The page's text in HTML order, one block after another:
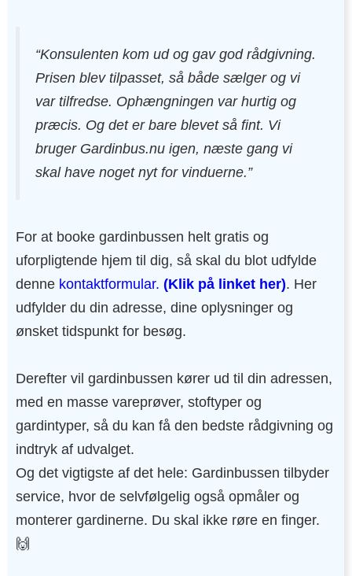
“Konsulenten kom ud og gav god rådgivning.
Prisen blev tilpasset, så både sælger og vi
var tilfredse. Ophængningen var hurtig og
præcis. Og det er bare blevet så fint. Vi
bruger Gardinbus.nu igen, næste gang vi
skal have noget nyt for vinduerne.”
For at booke gardinbussen helt gratis og
uforpligtende hjem til dig, så skal du blot udfylde
denne kontaktformular. (Klik på linket her). Her
udfylder du din adresse, dine oplysninger og
ønsket tidspunkt for besøg.
Derefter vil gardinbussen kører ud til din adressen,
med en masse vareprøver, stoftyper og
gardintyper, så du kan få den bedste rådgivning og
indtryk af udvalget.
Og det vigtigste af det hele: Gardinbussen tilbyder
service, hvor de selvfølgelig også opmåler og
monterer gardinerne. Du skal ikke røre en finger.
🙌